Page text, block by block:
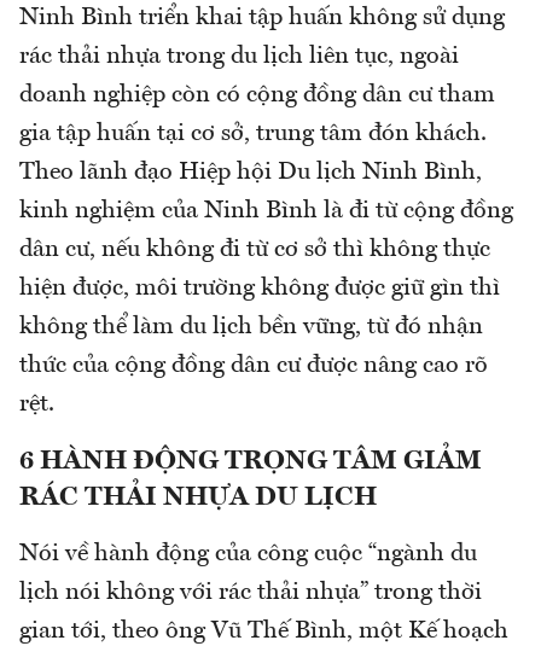
Ninh Bình triển khai tập huấn không sử dụng
rác thải nhựa trong du lịch liên tục, ngoài
doanh nghiệp còn có cộng đồng dân cư tham
gia tập huấn tại cơ sở, trung tâm đón khách.
Theo lãnh đạo Hiệp hội Du lịch Ninh Bình,
kinh nghiệm của Ninh Bình là đi từ cộng đồng
dân cư, nếu không đi từ cơ sở thì không thực
hiện được, môi trường không được giữ gìn thì
không thể làm du lịch bền vững, từ đó nhận
thức của cộng đồng dân cư được nâng cao rõ
rệt.
6 HÀNH ĐỘNG TRỌNG TÂM GIẢM
RÁC THẢI NHỰA DU LỊCH
Nói về hành động của công cuộc “ngành du
lịch nói không với rác thải nhựa” trong thời
gian tới, theo ông Vũ Thế Bình, một Kế hoạch